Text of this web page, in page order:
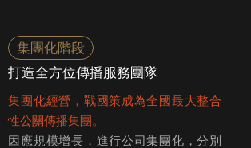
集團化階段
打造全方位傳播服務團隊
集團化經營，戰國策成為全國最大整合
性公關傳播集團。
因應規模增長，進行公司集團化，分別